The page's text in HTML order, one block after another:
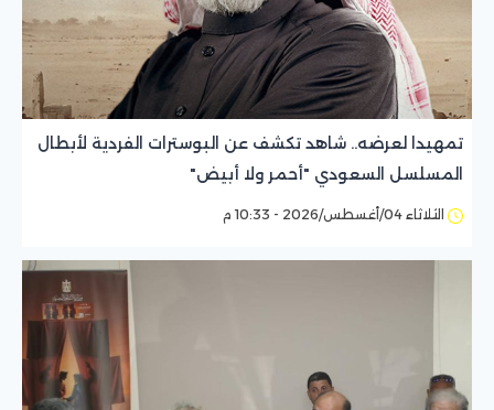
تمهيدا لعرضه.. شاهد تكشف عن البوسترات الفردية لأبطال
المسلسل السعودي "أحمر ولا أبيض"
الثلاثاء 04/أغسطس/2026 - 10:33 م